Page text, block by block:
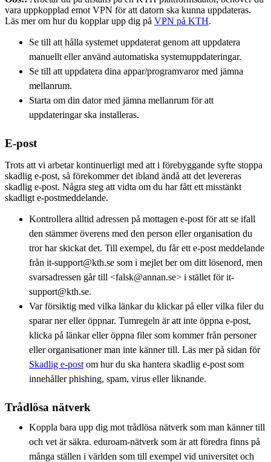
vara uppkopplad emot VPN för att datorn ska kunna uppdateras.
Läs mer om hur du kopplar upp dig på VPN på KTH.
Se till att hålla systemet uppdaterat genom att uppdatera
manuellt eller använd automatiska systemuppdateringar.
Se till att uppdatera dina appar/programvaror med jämna
mellanrum.
Starta om din dator med jämna mellanrum för att
uppdateringar ska installeras.
E-post
Trots att vi arbetar kontinuerligt med att i förebyggande syfte stoppa
skadlig e-post, så förekommer det ibland ändå att det levereras
skadlig e-post. Några steg att vidta om du har fått ett misstänkt
skadligt e-postmeddelande.
Kontrollera alltid adressen på mottagen e-post för att se ifall
den stämmer överens med den person eller organisation du
tror har skickat det. Till exempel, du får ett e-post meddelande
från it-support@kth.se som i mejlet ber om ditt lösenord, men
svarsadressen går till <falsk@annan.se> i stället för it-
support@kth.se.
Var försiktig med vilka länkar du klickar på eller vilka filer du
sparar ner eller öppnar. Tumregeln är att inte öppna e-post,
klicka på länkar eller öppna filer som kommer från personer
eller organisationer man inte känner till. Läs mer på sidan för
Skadlig e-post om hur du ska hantera skadlig e-post som
innehåller phishing, spam, virus eller liknande.
Trådlösa nätverk
Koppla bara upp dig mot trådlösa nätverk som man känner till
och vet är säkra. eduroam-nätverk som är att föredra finns på
många ställen i världen som till exempel vid universitet och